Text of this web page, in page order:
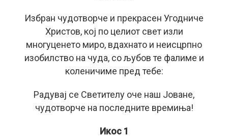
Избран чудотворче и прекрасен Угодниче
Христов, кој по целиот свет изли
многуценето миро, вдахнато и неисцрпно
изобилство на чуда, со љубов те фалиме и
коленичиме пред тебе:
Радувај се Светителу оче наш Јоване,
чудотворче на последните времиња!
Икос 1